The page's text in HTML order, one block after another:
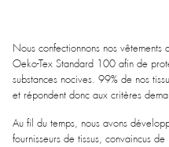
Nous confectionnons nos vêtements
Oeko-Tex Standard 100 afin de
substances nocives. 99% de nos
et répondent donc aux critères
Au fil du temps, nous avons
fournisseurs de tissus, convaincus